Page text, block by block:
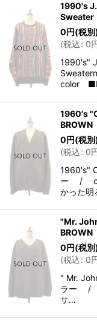
1990's
0円(税別
(税込: 0
1990's"
color
1960's
0円(税別
(税込: 0
1960's"
ー /
かった明
"Mr.
0円(税別
(税込: 0
" Mr.
ラー /
サ…